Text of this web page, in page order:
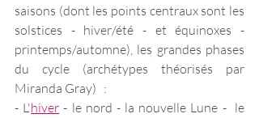
saisons (dont les points centraux sont les
solstices - hiver/été - et équinoxes -
printemps/automne), les grandes phases
du cycle (archétypes théorisés par
Miranda Gray)   :
- L'hiver - le nord - la nouvelle Lune -  le